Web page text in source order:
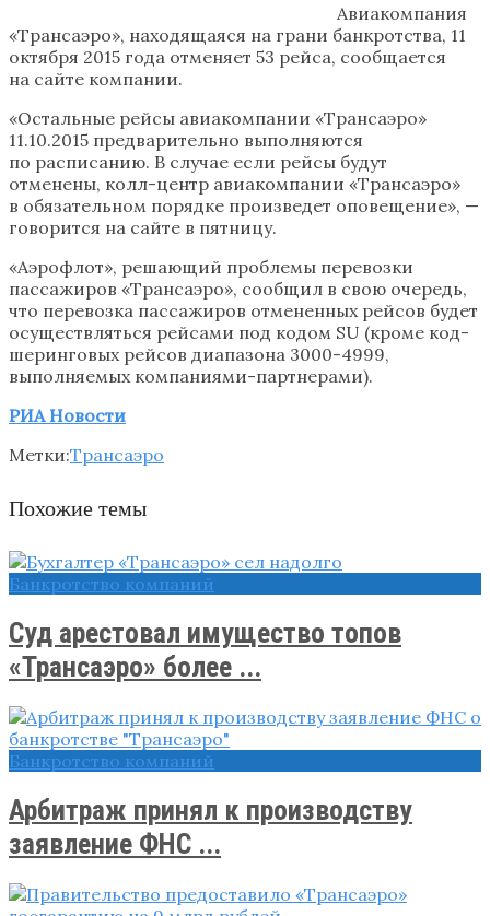
Авиакомпания
«Трансаэро», находящаяся на грани банкротства, 11
октября 2015 года отменяет 53 рейса, сообщается
на сайте компании.
«Остальные рейсы авиакомпании «Трансаэро»
11.10.2015 предварительно выполняются
по расписанию. В случае если рейсы будут
отменены, колл-центр авиакомпании «Трансаэро»
в обязательном порядке произведет оповещение», —
говорится на сайте в пятницу.
«Аэрофлот», решающий проблемы перевозки
пассажиров «Трансаэро», сообщил в свою очередь,
что перевозка пассажиров отмененных рейсов будет
осуществляться рейсами под кодом SU (кроме код-
шеринговых рейсов диапазона 3000-4999,
выполняемых компаниями-партнерами).
РИА Новости
Метки:Трансаэро
Похожие темы
Банкротство компаний
Суд арестовал имущество топов
«Трансаэро» более ...
Банкротство компаний
Арбитраж принял к производству
заявление ФНС ...